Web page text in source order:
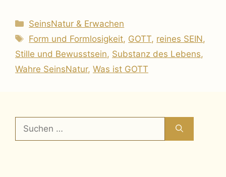
Kategorien
SeinsNatur & Erwachen
Schlagwörter
Form und Formlosigkeit, GOTT, reines SEIN,
Stille und Bewusstsein, Substanz des Lebens,
Wahre SeinsNatur, Was ist GOTT
nach: